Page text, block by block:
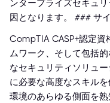
ンタープライズセキュ
因となります。 ### サ
CompTIA CASP+認定資
ムワーク、そして包括
なセキュリティソリュ
に必要な高度なスキル
環境のあらゆる側面を